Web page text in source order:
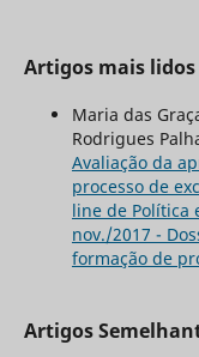
Artigos mais
Maria das
Rodrigues
Avaliação da
processo de
line de Política
nov./2017 -
formação de
Artigos